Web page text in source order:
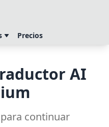
Precios
AI
continuar